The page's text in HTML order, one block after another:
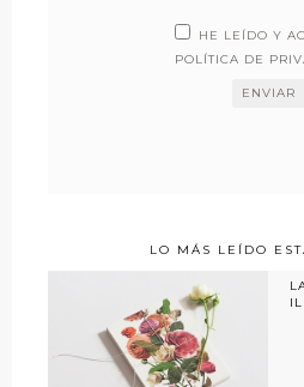
HE LEÍDO Y
POLÍTICA DE
LO MÁS LEÍDO